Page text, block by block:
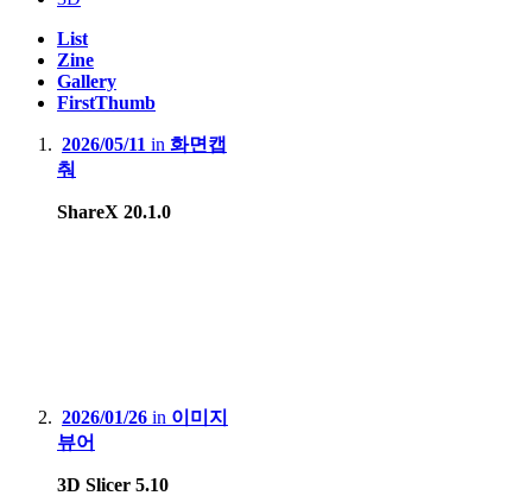
List
Zine
Gallery
FirstThumb
2026/05/11 in 화면캡
춰
ShareX 20.1.0
2026/01/26 in 이미지
뷰어
3D Slicer 5.10